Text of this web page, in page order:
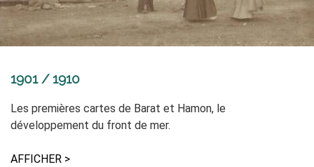
1901 / 1910
Les premières cartes de Barat et Hamon, le
développement du front de mer.
AFFICHER >